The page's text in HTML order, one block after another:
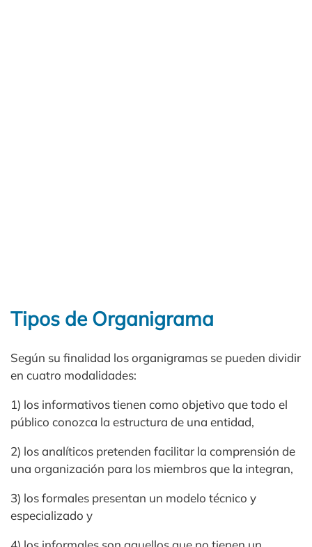
Tipos de Organigrama
Según su finalidad los organigramas se pueden dividir
en cuatro modalidades:
1) los informativos tienen como objetivo que todo el
público conozca la estructura de una entidad,
2) los analíticos pretenden facilitar la comprensión de
una organización para los miembros que la integran,
3) los formales presentan un modelo técnico y
especializado y